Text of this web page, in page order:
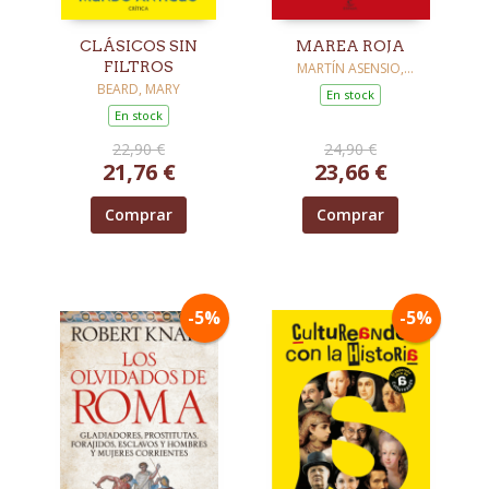
CLÁSICOS SIN
FILTROS
BEARD, MARY
En stock
22,90 €
21,76 €
Comprar
MAREA ROJA
MARTÍN ASENSIO,
GUSTAVO
En stock
24,90 €
23,66 €
Comprar
-5% -5%